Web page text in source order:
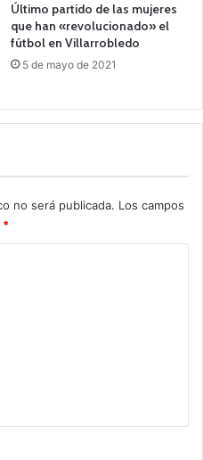
Último partido de las mujeres
que han «revolucionado» el
fútbol en Villarrobledo
5 de mayo de 2021
no será publicada. Los campos
*